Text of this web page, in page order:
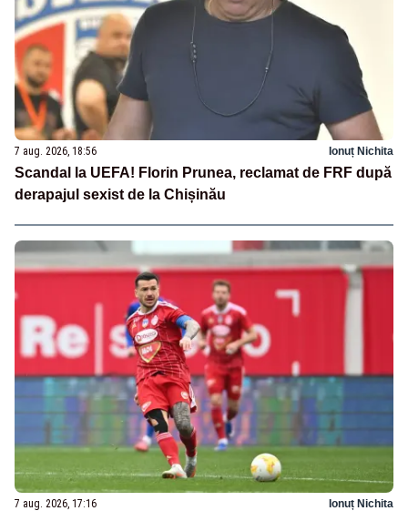
7 aug. 2026, 18:56 Ionuț Nichita
Scandal la UEFA! Florin Prunea, reclamat de FRF după
derapajul sexist de la Chișinău
7 aug. 2026, 17:16 Ionuț Nichita